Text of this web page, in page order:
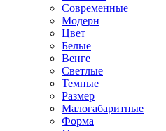
Современные
Модерн
Цвет
Белые
Венге
Светлые
Темные
Размер
Малогабаритные
Форма